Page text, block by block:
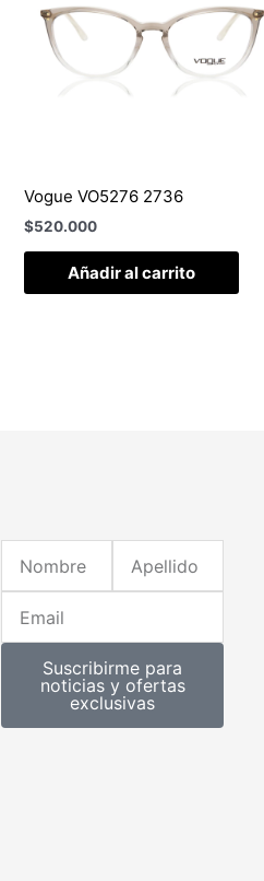
Vogue VO5276 2736
$520.000
Añadir al carrito
Suscribirme para
noticias y ofertas
exclusivas